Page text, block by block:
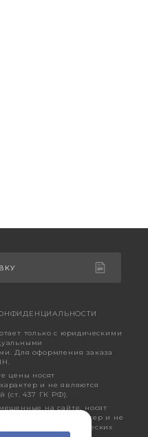
только с юридическими
Для оформления заказа
цены носят
и не являются
(ст. 437 ГК РФ).
на сайте, носят
характер и не
фактических